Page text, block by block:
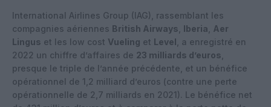
International Airlines Group (IAG), rassemblant les
compagnies aériennes British Airways Iberia
Aer
Lingus et les low cost Vueling et Level , a enregistré en
2022 un chiffre d’affaires de 23 milliards d’euros
presque le triple de l’année précédente, et un bénéfice
opérationnel de 1,2 milliard d’euros (contre une perte
opérationnelle de 2,7 milliards en 2021). Le bénéfice net